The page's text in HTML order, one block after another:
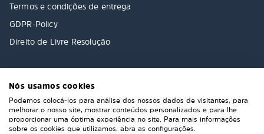
Termos e condições de entrega
GDPR-Policy
Direito de Livre Resolução
Nós usamos cookies
Podemos colocá-los para análise dos nossos dados de visitantes, para
melhorar o nosso site, mostrar conteúdos personalizados e para lhe
proporcionar uma óptima experiência no site. Para mais informações
sobre os cookies que utilizamos, abra as configurações.